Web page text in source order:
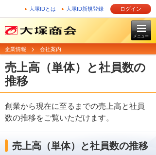
大塚IDとは 大塚ID新規登録 ログイン
メニュー
企業情報 会社案内
売上高（単体）と社員数の
推移
創業から現在に至るまでの売上高と社員
数の推移をご覧いただけます。
売上高（単体）と社員数の推移